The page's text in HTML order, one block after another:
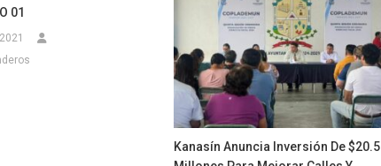
01
Kanasín Anuncia Inversión De $20.5